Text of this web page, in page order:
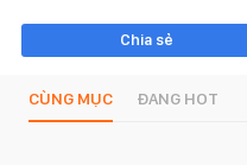
Chia sẻ
CÙNG MỤC ĐANG HOT